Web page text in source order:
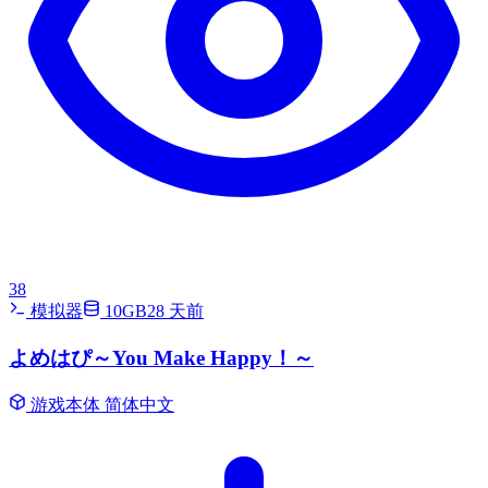
38
模拟器
10GB28 天前
よめはぴ～You Make Happy！～
游戏本体 简体中文